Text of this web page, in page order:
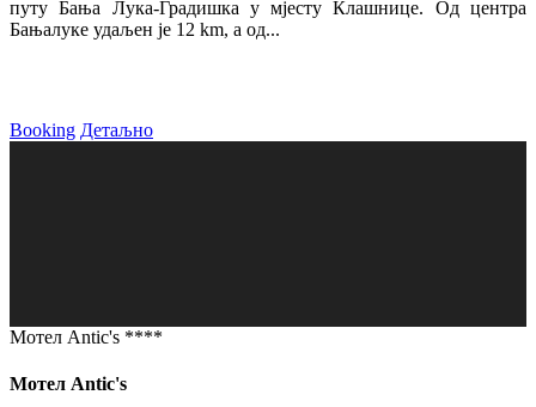
путу Бања Лука-Градишка у мјесту Клашнице. Од центра
Бањалуке удаљен је 12 km, а од...
Booking Детаљно
Мотел Antic's ****
Мотел Antic's